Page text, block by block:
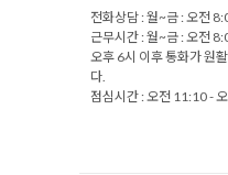
전화상담 : 월~금 : 오전
근무시간 : 월~금 : 오전
오후 6시 이후 통화가 원
다.
점심시간 : 오전 11:10 -